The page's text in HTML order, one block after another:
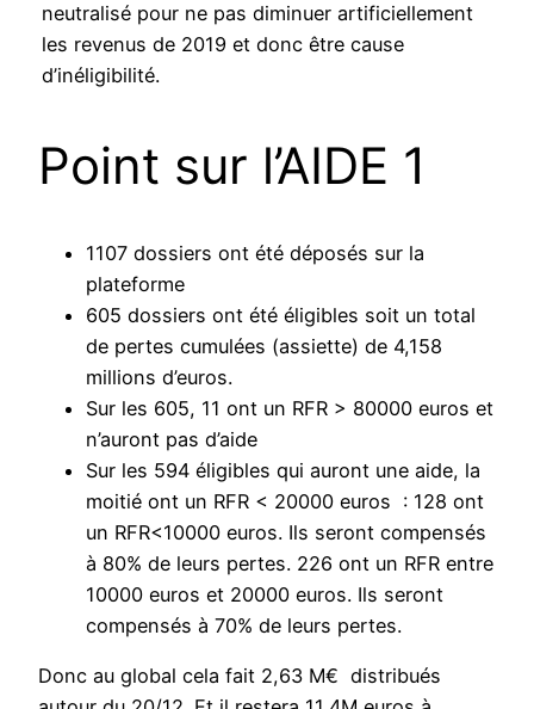
neutralisé pour ne pas diminuer artificiellement
les revenus de 2019 et donc être cause
d’inéligibilité.
Point sur l’AIDE 1
1107 dossiers ont été déposés sur la
plateforme
605 dossiers ont été éligibles soit un total
de pertes cumulées (assiette) de 4,158
millions d’euros.
Sur les 605, 11 ont un RFR > 80000 euros et
n’auront pas d’aide
Sur les 594 éligibles qui auront une aide, la
moitié ont un RFR < 20000 euros : 128 ont
un RFR<10000 euros. Ils seront compensés
à 80% de leurs pertes. 226 ont un RFR entre
10000 euros et 20000 euros. Ils seront
compensés à 70% de leurs pertes.
Donc au global cela fait 2,63 M€ distribués